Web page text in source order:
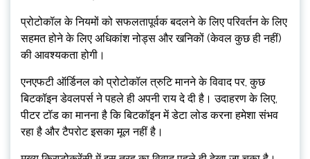
प्रोटोकॉल के नियमों को सफलतापूर्वक बदलने के लिए परिवर्तन के लिए
सहमत होने के लिए अधिकांश नोड्स और खनिकों (केवल कुछ ही नहीं)
की आवश्यकता होगी।
एनएफटी ऑर्डिनल को प्रोटोकॉल त्रुटि मानने के विवाद पर, कुछ
बिटकॉइन डेवलपर्स ने पहले ही अपनी राय दे दी है। उदाहरण के लिए,
पीटर टॉड का मानना ​​है कि बिटकॉइन में डेटा लोड करना हमेशा संभव
रहा है और टैपरोट इसका मूल नहीं है।